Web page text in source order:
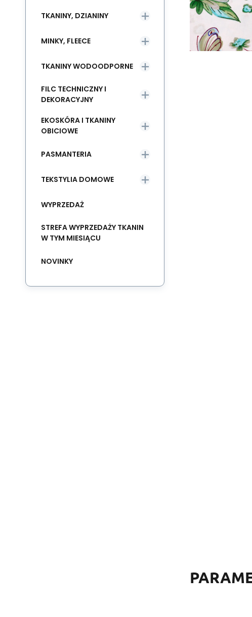
TKANINY, DZIANINY
MINKY, FLEECE
TKANINY WODOODPORNE
FILC TECHNICZNY I
DEKORACYJNY
EKOSKÓRA I TKANINY
OBICIOWE
PASMANTERIA
TEKSTYLIA DOMOWE
WYPRZEDAŻ
STREFA WYPRZEDAŻY TKANIN
W TYM MIESIĄCU
NOVINKY